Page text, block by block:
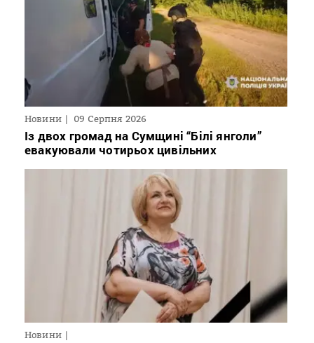
Новини 09 Серпня 2026
Із двох громад на Сумщині “Білі янголи”
евакуювали чотирьох цивільних
Новини